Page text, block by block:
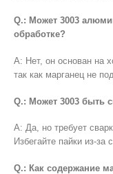
Q.: Может 3003
обработке?
А: Нет, он основан на
так как марганец не
Q.: Может 3003 быть
А: Да, но требует
Избегайте пайки из-за
Q.: Как содержание